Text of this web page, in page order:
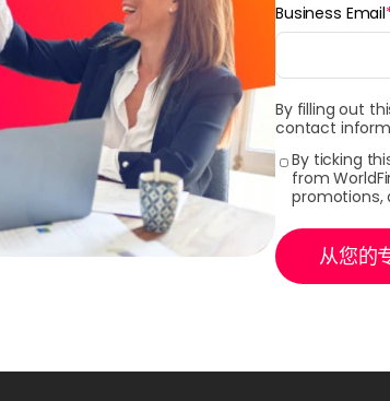
Business Email
By filling out
contact
By ticking
from
promotions,
从您的